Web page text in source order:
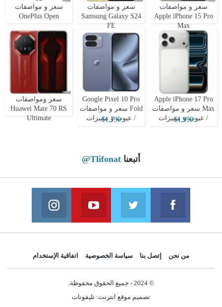
سعر و مواصفات
Apple iPhone 15 Pro
Max
سعر و مواصفات
Samsung Galaxy S24
FE
سعر و مواصفات
OnePlus Open
Apple iPhone 17 Pro
Max سعر و مواصفات
/ عيوب و مميزات
$1,990
Google Pixel 10 Pro
Fold سعر و مواصفات
/ عيوب و مميزات
$1,790
سعر ومواصفات
Huawei Mate 70 RS
Ultimate
أتبعنا @Tlifonat
Facebook
Join us on Facebook
Twitter
Join us on Twitter
Youtube
Join us on Youtube
من نحن إتصل بنا سياسة الخصوصية اتفاقية الإستخدام
© 2024 - جميع الحقوق محفوظة.
تصميم موقع انترنت: تليفونات